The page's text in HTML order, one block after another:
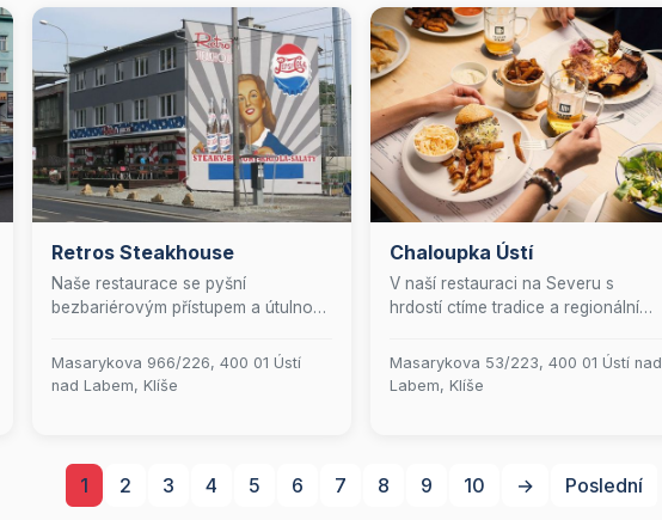
Retros Steakhouse
Naše restaurace se pyšní
bezbariérovým přístupem a útulnou
posezení. Vstupte do světa
autentické retro americké atmosféry,
na prvotřídním mase plemene
Blonde d'Aquitaine, pečlivě
Masarykova 966/226, 400 01 Ústí
nad Labem, Klíše
Chaloupka Ústí
V naší restauraci na Severu s
hrdostí ctíme tradice a regionální
piva z místních pivovarů, lahodné
maso z českých farem a vybraná
prostředí.
Masarykova 53/223, 400 01 Ústí nad
Labem, Klíše
1 2 3 4 5 6 7 8 9 10 → Poslední